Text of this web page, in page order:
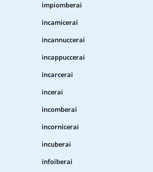
impiomberai
incamicerai
incannuccerai
incappuccerai
incarcerai
incerai
incomberai
incornicerai
incuberai
infoiberai